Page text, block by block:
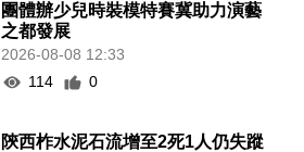
團體辦少兒時裝模特賽冀助力演藝
之都發展
2026-08-08 12:33
114
0
陝西柞水泥石流增至2死1人仍失蹤